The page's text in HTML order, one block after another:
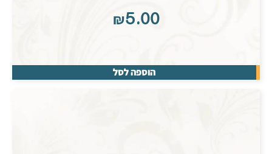
₪5.00
הוספה לסל